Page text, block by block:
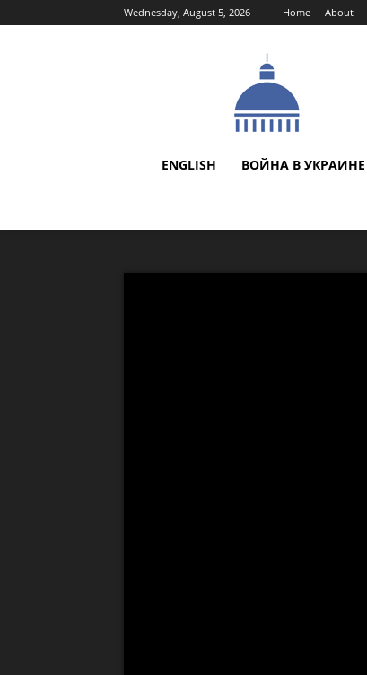
Wednesday, August 5, 2026 Home About
ENGLISH ВОЙНА В УКРАИНЕ